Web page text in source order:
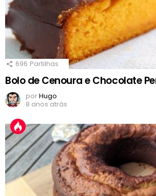
696 Partilhas
Bolo de Cenoura e Chocolate
porHugo
8 anos atrás